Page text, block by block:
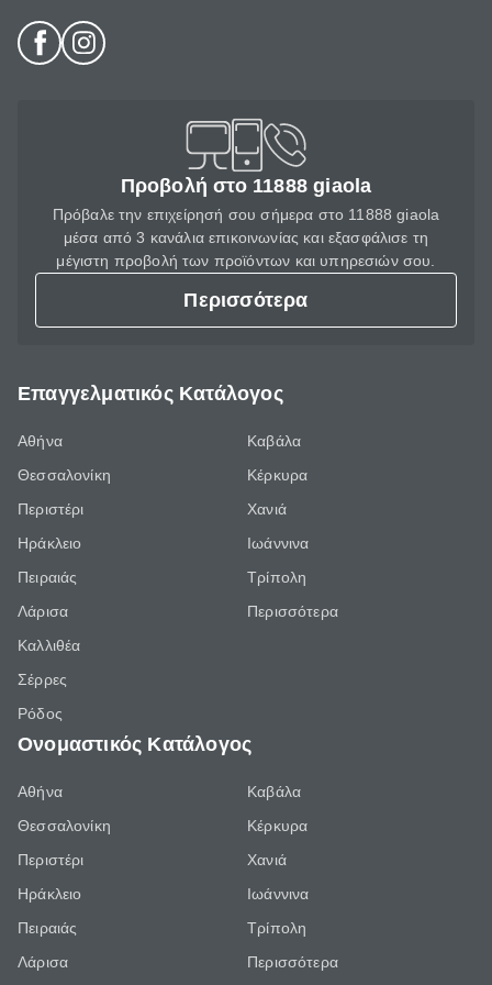
Προβολή στο 11888 giaola
Πρόβαλε την επιχείρησή σου σήμερα στο 11888 giaola
μέσα από 3 κανάλια επικοινωνίας και εξασφάλισε τη
μέγιστη προβολή των προϊόντων και υπηρεσιών σου.
Περισσότερα
Επαγγελματικός Κατάλογος
Αθήνα
Θεσσαλονίκη
Περιστέρι
Ηράκλειο
Πειραιάς
Λάρισα
Καλλιθέα
Σέρρες
Ρόδος
Καβάλα
Κέρκυρα
Χανιά
Ιωάννινα
Τρίπολη
Περισσότερα
Ονομαστικός Κατάλογος
Αθήνα
Θεσσαλονίκη
Περιστέρι
Ηράκλειο
Πειραιάς
Λάρισα
Καβάλα
Κέρκυρα
Χανιά
Ιωάννινα
Τρίπολη
Περισσότερα